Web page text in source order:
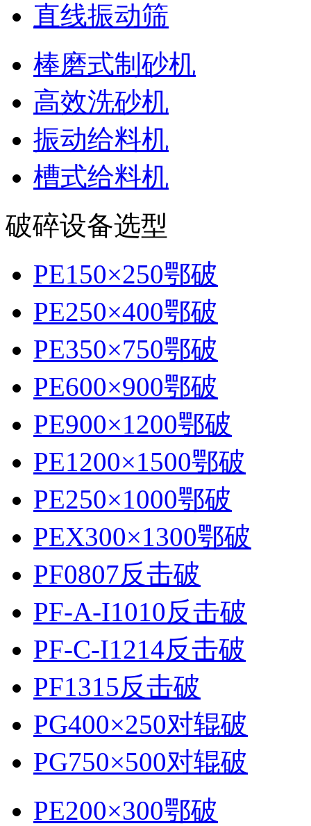
直线振动筛
棒磨式制砂机
高效洗砂机
振动给料机
槽式给料机
破碎设备选型
PE150×250鄂破
PE250×400鄂破
PE350×750鄂破
PE600×900鄂破
PE900×1200鄂破
PE1200×1500鄂破
PE250×1000鄂破
PEX300×1300鄂破
PF0807反击破
PF-A-I1010反击破
PF-C-I1214反击破
PF1315反击破
PG400×250对辊破
PG750×500对辊破
PE200×300鄂破